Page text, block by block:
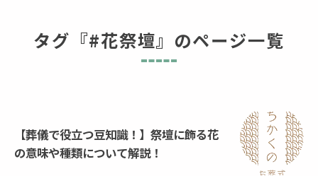
タグ『#花祭壇』のページ一覧
【葬儀で役立つ豆知識！】祭壇に飾る花
の意味や種類について解説！